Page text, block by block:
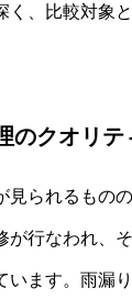
く、比較対象
のクオリテ
見られるもの
が行なわれ、
います。雨漏